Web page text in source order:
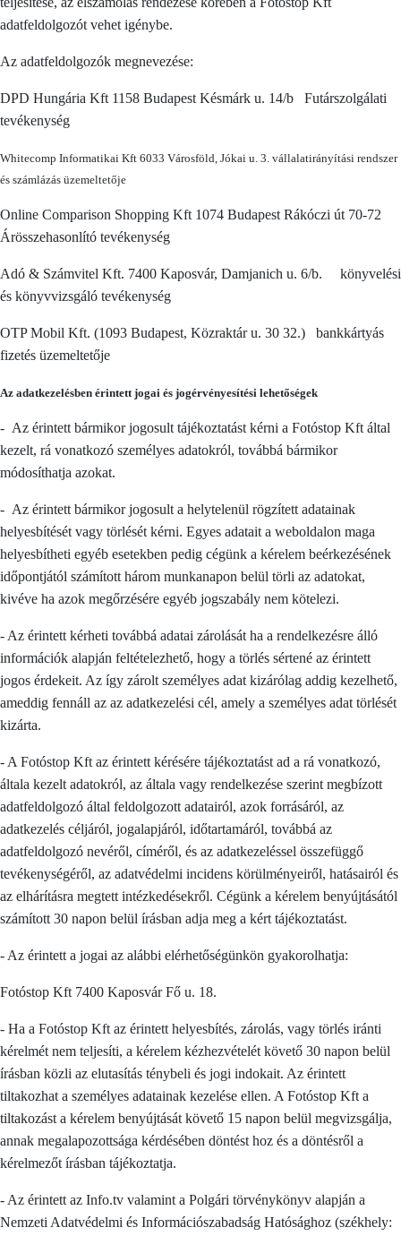
adatfeldolgozót vehet igénybe.
Az adatfeldolgozók megnevezése:
DPD Hungária Kft 1158 Budapest Késmárk u. 14/b Futárszolgálati
tevékenység
Whitecomp Informatikai Kft 6033 Városföld, Jókai u. 3. vállalatirányítási rendszer
és számlázás üzemeltetője
Online Comparison Shopping Kft 1074 Budapest Rákóczi út 70-72
Árösszehasonlító tevékenység
Adó & Számvitel Kft. 7400 Kaposvár, Damjanich u. 6/b. könyvelési
és könyvvizsgáló tevékenység
OTP Mobil Kft. (1093 Budapest, Közraktár u. 30 32.) bankkártyás
fizetés üzemeltetője
Az adatkezelésben érintett jogai és jogérvényesítési lehetőségek
- Az érintett bármikor jogosult tájékoztatást kérni a Fotóstop Kft által
kezelt, rá vonatkozó személyes adatokról, továbbá bármikor
módosíthatja azokat.
- Az érintett bármikor jogosult a helytelenül rögzített adatainak
helyesbítését vagy törlését kérni. Egyes adatait a weboldalon maga
helyesbítheti egyéb esetekben pedig cégünk a kérelem beérkezésének
időpontjától számított három munkanapon belül törli az adatokat,
kivéve ha azok megőrzésére egyéb jogszabály nem kötelezi.
- Az érintett kérheti továbbá adatai zárolását ha a rendelkezésre álló
információk alapján feltételezhető, hogy a törlés sértené az érintett
jogos érdekeit. Az így zárolt személyes adat kizárólag addig kezelhető,
ameddig fennáll az az adatkezelési cél, amely a személyes adat törlését
kizárta.
- A Fotóstop Kft az érintett kérésére tájékoztatást ad a rá vonatkozó,
általa kezelt adatokról, az általa vagy rendelkezése szerint megbízott
adatfeldolgozó által feldolgozott adatairól, azok forrásáról, az
adatkezelés céljáról, jogalapjáról, időtartamáról, továbbá az
adatfeldolgozó nevéről, címéről, és az adatkezeléssel összefüggő
tevékenységéről, az adatvédelmi incidens körülményeiről, hatásairól és
az elhárításra megtett intézkedésekről. Cégünk a kérelem benyújtásától
számított 30 napon belül írásban adja meg a kért tájékoztatást.
- Az érintett a jogai az alábbi elérhetőségünkön gyakorolhatja:
Fotóstop Kft 7400 Kaposvár Fő u. 18.
- Ha a Fotóstop Kft az érintett helyesbítés, zárolás, vagy törlés iránti
kérelmét nem teljesíti, a kérelem kézhezvételét követő 30 napon belül
írásban közli az elutasítás ténybeli és jogi indokait. Az érintett
tiltakozhat a személyes adatainak kezelése ellen. A Fotóstop Kft a
tiltakozást a kérelem benyújtását követő 15 napon belül megvizsgálja,
annak megalapozottsága kérdésében döntést hoz és a döntésről a
kérelmezőt írásban tájékoztatja.
- Az érintett az Info.tv valamint a Polgári törvénykönyv alapján a
Nemzeti Adatvédelmi és Információszabadság Hatósághoz (székhely: